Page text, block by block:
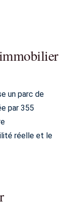
un parc de
par 355
réelle et le